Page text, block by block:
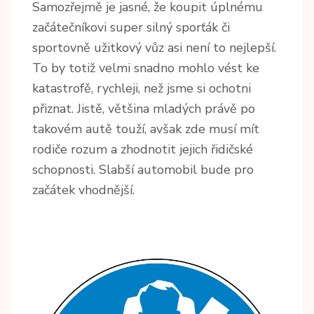
Samozřejmě je jasné, že koupit úplnému
začátečníkovi super silný sporťák či
sportovně užitkový vůz asi není to nejlepší.
To by totiž velmi snadno mohlo vést ke
katastrofě, rychleji, než jsme si ochotni
přiznat. Jistě, většina mladých právě po
takovém autě touží, avšak zde musí mít
rodiče rozum a zhodnotit jejich řidičské
schopnosti. Slabší automobil bude pro
začátek vhodnější.